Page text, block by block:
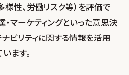
性、労働リスク等）を評価で
・マーケティングといった意思決
ビリティに関する情報を活用
ます。